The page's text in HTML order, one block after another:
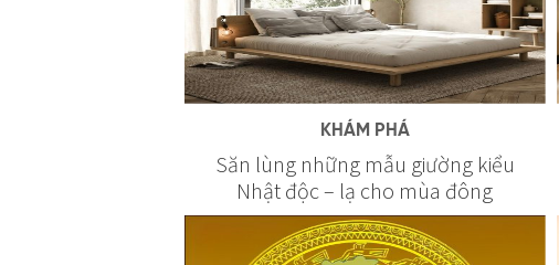
KHÁM PHÁ
Săn lùng những mẫu giường kiểu
Nhật độc – lạ cho mùa đông